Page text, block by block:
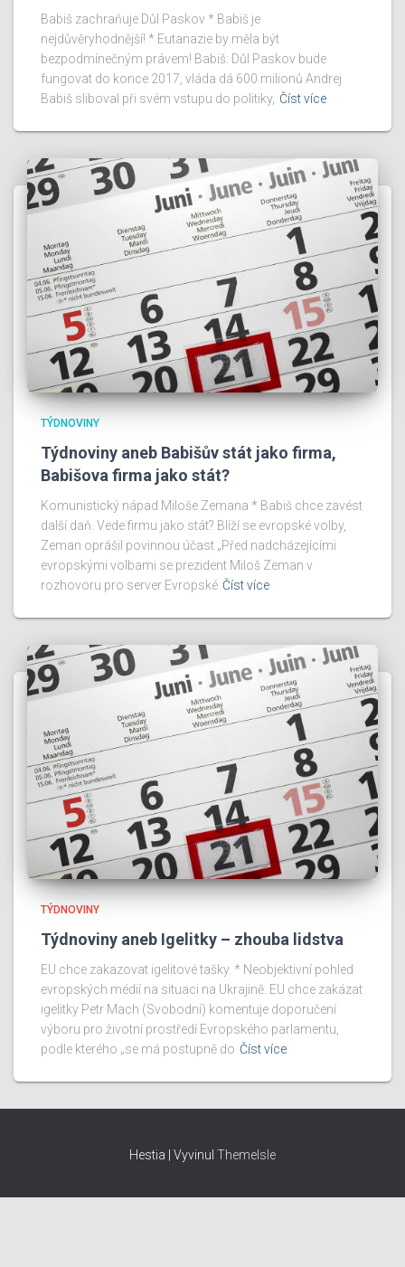
Babiš zachraňuje Důl Paskov * Babiš je
nejdůvěryhodnější! * Eutanazie by měla být
bezpodmínečným právem! Babiš: Důl Paskov bude
fungovat do konce 2017, vláda dá 600 milionů Andrej
Babiš sliboval při svém vstupu do politiky, Číst více
TÝDNOVINY
Týdnoviny aneb Babišův stát jako firma,
Babišova firma jako stát?
Komunistický nápad Miloše Zemana * Babiš chce zavést
další daň. Vede firmu jako stát? Blíží se evropské volby,
Zeman oprášil povinnou účast „Před nadcházejícími
evropskými volbami se prezident Miloš Zeman v
rozhovoru pro server Evropské Číst více
TÝDNOVINY
Týdnoviny aneb Igelitky – zhouba lidstva
EU chce zakazovat igelitové tašky. * Neobjektivní pohled
evropských médií na situaci na Ukrajině. EU chce zakázat
igelitky Petr Mach (Svobodní) komentuje doporučení
výboru pro životní prostředí Evropského parlamentu,
podle kterého „se má postupně do Číst více
Hestia | Vyvinul ThemeIsle